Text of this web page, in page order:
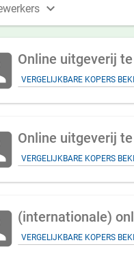

Online uitgeverij
VERGELIJKBARE KOPERS
Online uitgeverij
VERGELIJKBARE KOPERS
(internationale)
VERGELIJKBARE KOPERS